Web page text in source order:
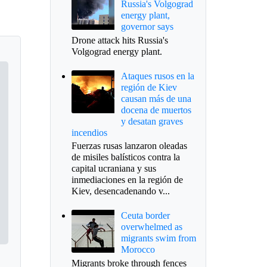
Russia's Volgograd
energy plant,
governor says
Drone attack hits Russia's
Volgograd energy plant.
Ataques rusos en la
región de Kiev
causan más de una
docena de muertos
y desatan graves
incendios
Fuerzas rusas lanzaron oleadas
de misiles balísticos contra la
capital ucraniana y sus
inmediaciones en la región de
Kiev, desencadenando v...
Ceuta border
overwhelmed as
migrants swim from
Morocco
Migrants broke through fences